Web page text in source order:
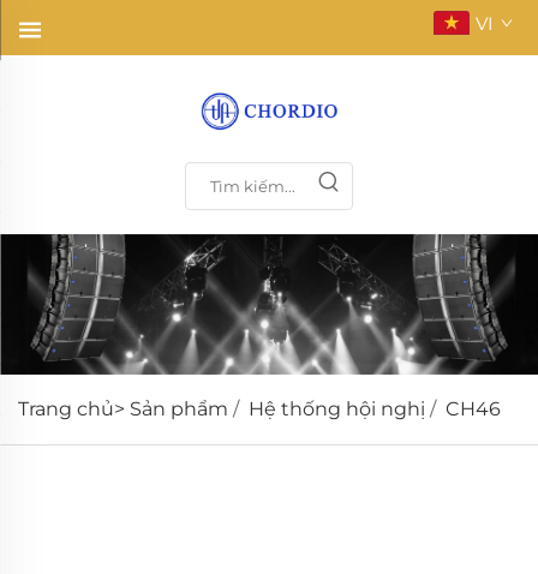
VI
Trang chủ> Sản phẩm / Hệ thống hội nghị / CH46